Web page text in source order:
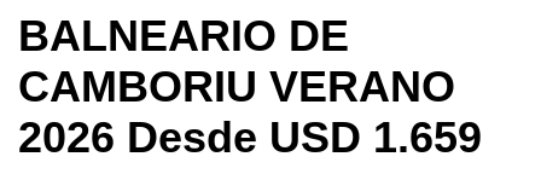
BALNEARIO DE
CAMBORIU VERANO
2026 Desde USD 1.659